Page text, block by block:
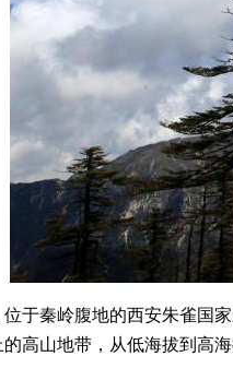
秦岭腹地的西安朱雀国家
的高山地带，从低海拔到高